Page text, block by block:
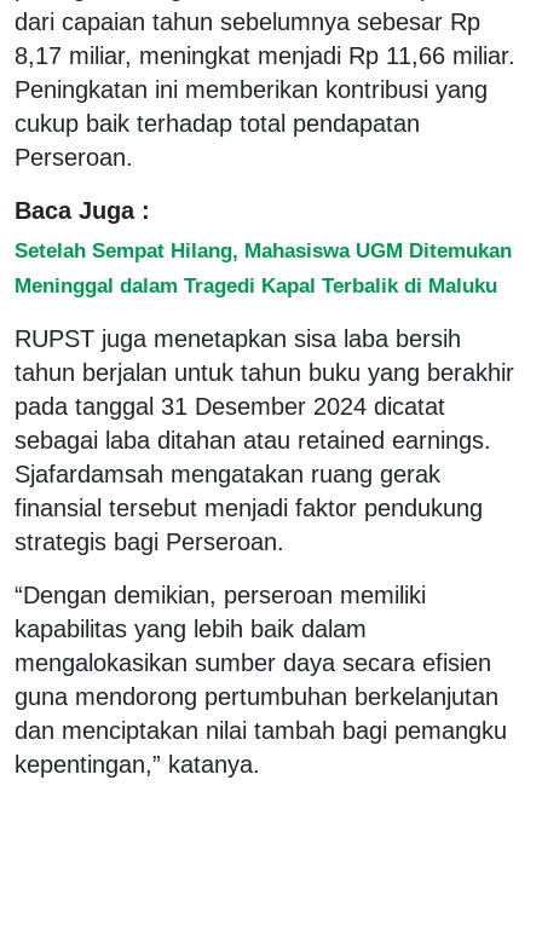
dari capaian tahun sebelumnya sebesar Rp
8,17 miliar, meningkat menjadi Rp 11,66 miliar.
Peningkatan ini memberikan kontribusi yang
cukup baik terhadap total pendapatan
Perseroan.
Baca Juga :
Setelah Sempat Hilang, Mahasiswa UGM Ditemukan
Meninggal dalam Tragedi Kapal Terbalik di Maluku
RUPST juga menetapkan sisa laba bersih
tahun berjalan untuk tahun buku yang berakhir
pada tanggal 31 Desember 2024 dicatat
sebagai laba ditahan atau retained earnings.
Sjafardamsah mengatakan ruang gerak
finansial tersebut menjadi faktor pendukung
strategis bagi Perseroan.
“Dengan demikian, perseroan memiliki
kapabilitas yang lebih baik dalam
mengalokasikan sumber daya secara efisien
guna mendorong pertumbuhan berkelanjutan
dan menciptakan nilai tambah bagi pemangku
kepentingan,” katanya.